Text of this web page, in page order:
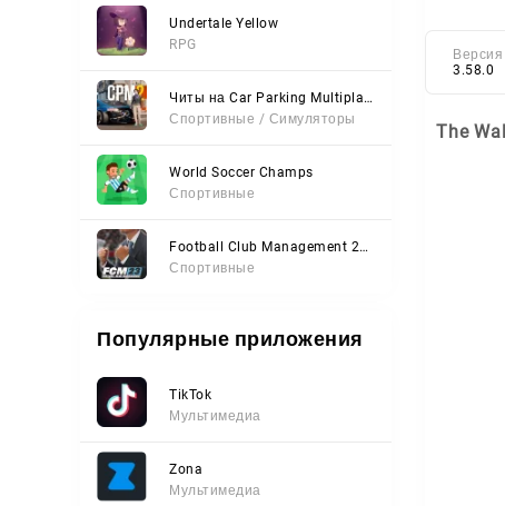
Undertale Yellow
RPG
Читы на Car Parking Multiplayer 2 (Все открыто, Мод-Меню)
Спортивные / Симуляторы
World Soccer Champs
Спортивные
Football Club Management 2023
Спортивные
Популярные приложения
TikTok
Мультимедиа
Zona
Мультимедиа
Версия
3.58.0
The